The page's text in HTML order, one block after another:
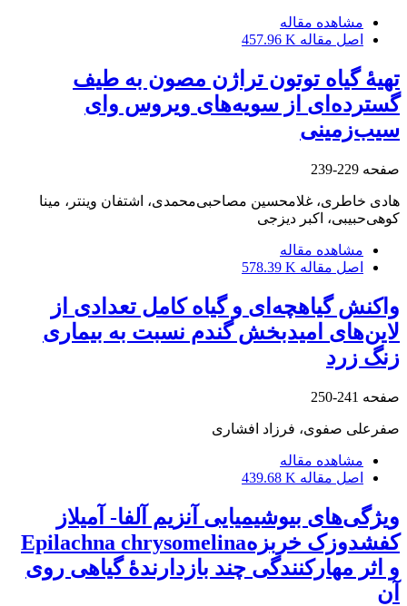
مشاهده مقاله
اصل مقاله 457.96 K
تهیۀ گیاه توتون تراژن مصون به طیف
گسترده‌ای از سویه‌های ویروس وای
سیب‌زمینی
صفحه 229-239
هادی خاطری، غلامحسین مصاحبی‌محمدی، اشتفان وینتر، مینا
کوهی‌حبیبی، اکبر دیزجی
مشاهده مقاله
اصل مقاله 578.39 K
واکنش گیاهچه‌ای و گیاه کامل تعدادی از
لاین‌های امیدبخش گندم نسبت به بیماری
زنگ زرد
صفحه 241-250
صفرعلی صفوی، فرزاد افشاری
مشاهده مقاله
اصل مقاله 439.68 K
ویژگی‌های بیوشیمیایی آنزیم آلفا- آمیلاز
کفشدوزک خربزهEpilachna chrysomelina
و اثر مهارکنندگی چند بازدارندۀ گیاهی روی
آن